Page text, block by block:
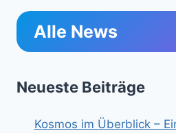
Alle News
Neueste Beiträge
Kosmos im Überblick –